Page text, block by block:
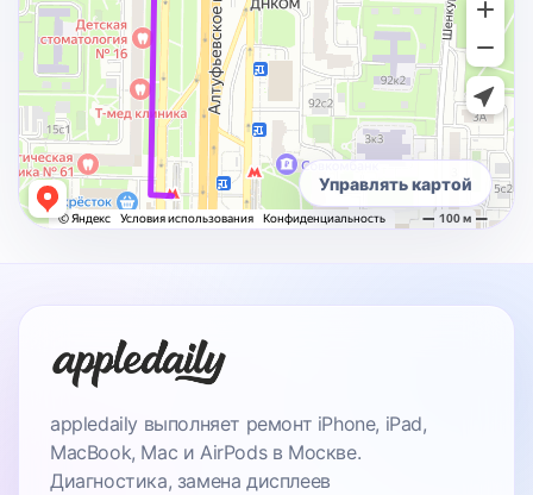
Управлять картой
appledaily выполняет ремонт iPhone, iPad,
MacBook, Mac и AirPods в Москве.
Диагностика, замена дисплеев